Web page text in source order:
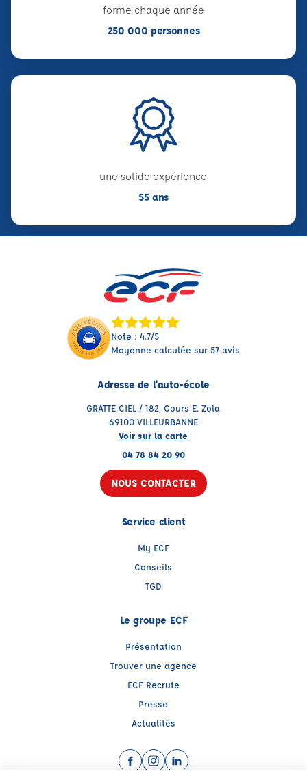
forme chaque année
250 000 personnes
une solide expérience
55 ans
Note : 4.7/5
Moyenne calculée sur 57 avis
Adresse de l'auto-école
GRATTE CIEL / 182, Cours E. Zola
69100 VILLEURBANNE
Voir sur la carte
04 78 84 20 90
NOUS CONTACTER
Service client
My ECF
Conseils
TGD
Le groupe ECF
Présentation
Trouver une agence
ECF Recrute
Presse
Actualités
Facebook (nouvelle fenêtre)
Instagram (nouvelle fenêtre)
LinkedIn (nouvelle fenêtre)